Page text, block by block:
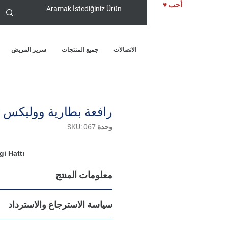
♥ أحب
سرير المريض جميع المنتجات الاتصالات
رافعة بطارية ووليكس W129
وحدة SKU: 067
معلومات المنتج
المعلومات حول منتجك مثل إرشادات
سياسة الاسترجاع والاسترداد
Hattı